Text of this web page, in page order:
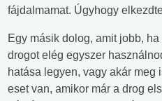
fájdalmamat. Úgyhogy
Egy másik dolog, amit jobb,
drogot elég egyszer
hatása legyen, vagy akár meg
eset van, amikor már a drog